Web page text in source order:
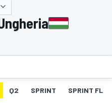
Q2 SPRINT SPRINT FL